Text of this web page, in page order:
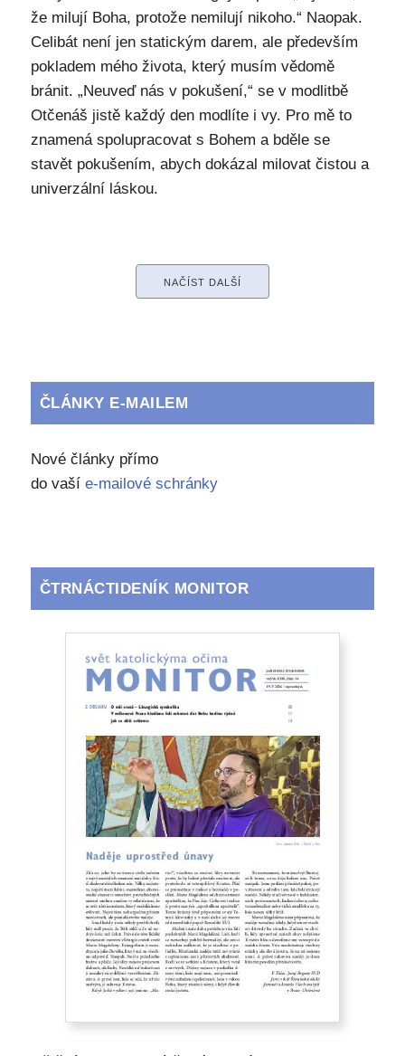
že milují Boha, protože nemilují nikoho.“ Naopak.
Celibát není jen statickým darem, ale především
pokladem mého života, který musím vědomě
bránit. „Neuveď nás v pokušení,“ se v modlitbě
Otčenáš jistě každý den modlíte i vy. Pro mě to
znamená spolupracovat s Bohem a bděle se
stavět pokušením, abych dokázal milovat čistou a
univerzální láskou.
NAČÍST DALŠÍ
ČLÁNKY E-MAILEM
Nové články přímo
do vaší e-mailové schránky
ČTRNÁCTIDENÍK MONITOR